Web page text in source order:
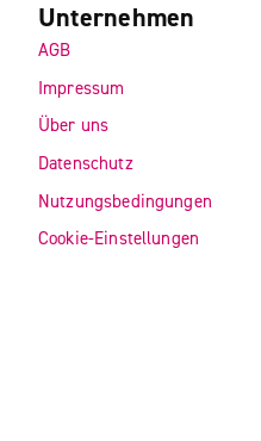
Unternehmen
AGB
Impressum
Über uns
Datenschutz
Nutzungsbedingungen
Cookie-Einstellungen